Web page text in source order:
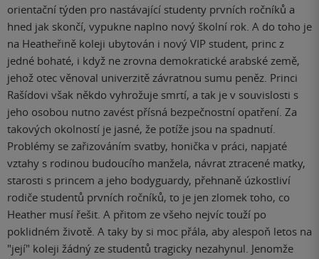
orientační týden pro nastávající studenty prvních ročníků a
hned jak skončí, vypukne naplno nový školní rok. A do toho je
na Heatheřině koleji ubytován i nový VIP student, princ z
jedné bohaté, i když ne zrovna demokratické arabské země,
jehož otec věnoval univerzitě závratnou sumu peněz. Princi
Rašídovi však někdo vyhrožuje smrtí, a tak je v souvislosti s
jeho osobou nutno zavést přísná bezpečnostní opatření. Za
takových okolností je jasné, že potíže jsou na spadnutí.
Problémy se zařizováním svatby, honička v práci, napjaté
vztahy s rodinou budoucího manžela, návrat ztracené matky,
starosti s princem a jeho bodyguardy, přehnaně úzkostliví
rodiče studentů prvních ročníků, to je jen zlomek toho, co
Heather musí řešit. A přitom ze všeho nejvíc touží po
poklidném životě. A taky by si moc přála, aby alespoň letos na
"její" koleji žádný ze studentů tragicky nezahynul. Jenomže